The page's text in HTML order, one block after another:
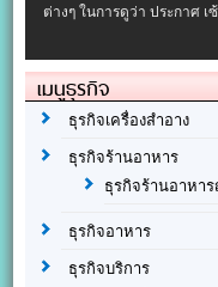
ต่างๆ ในการดูว่า ประกาศ
เมนูธุรกิจ
ธุรกิจเครื่องสำอาง
ธุรกิจร้านอาหาร
ธุรกิจร้านอาหา
ธุรกิจอาหาร
ธุรกิจบริการ